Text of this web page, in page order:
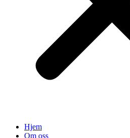
Hjem
Om oss